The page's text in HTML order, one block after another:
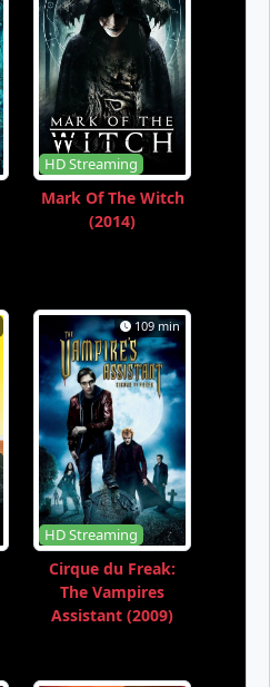
HD Streaming
Mark Of The Witch
(2014)
109 min
HD Streaming
Cirque du Freak:
The Vampires
Assistant (2009)